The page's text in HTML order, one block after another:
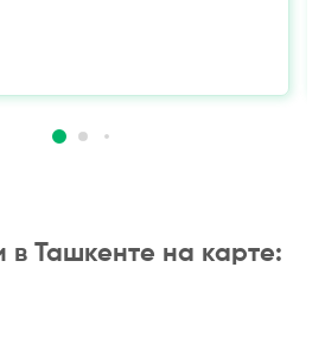
Ташкенте на карте: